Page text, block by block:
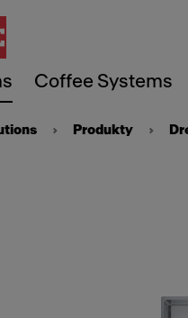
Coffee Systems
Produkty